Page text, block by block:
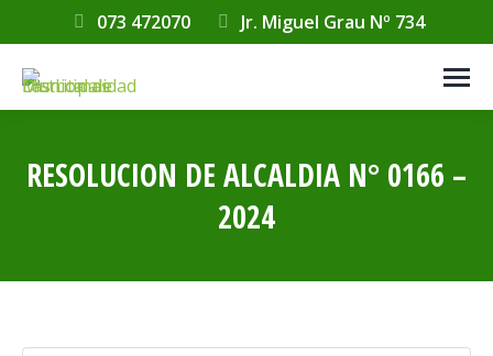
073 472070 Jr. Miguel Grau Nº 734
RESOLUCION DE ALCALDIA N° 0166 –
2024